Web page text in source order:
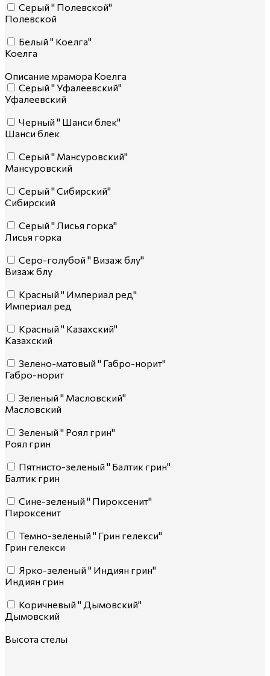
Серый " Полевской"
Полевской
Белый " Коелга"
Коелга
Описание мрамора Коелга
Серый " Уфалеевский"
Уфалеевский
Черный " Шанси блек"
Шанси блек
Серый " Мансуровский"
Мансуровский
Серый " Сибирский"
Сибирский
Серый " Лисья горка"
Лисья горка
Серо-голубой " Визаж блу"
Визаж блу
Красный " Империал ред"
Империал ред
Красный " Казахский"
Казахский
Зелено-матовый " Габро-норит"
Габро-норит
Зеленый " Масловский"
Масловский
Зеленый " Роял грин"
Роял грин
Пятнисто-зеленый " Балтик грин"
Балтик грин
Сине-зеленый " Пироксенит"
Пироксенит
Темно-зеленый " Грин гелекси"
Грин гелекси
Ярко-зеленый " Индиян грин"
Индиян грин
Коричневый " Дымовский"
Дымовский
Высота стелы